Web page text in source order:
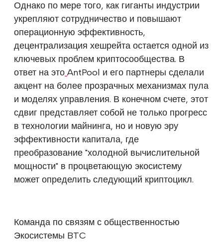
Однако по мере того, как гиганты индустрии
укрепляют сотрудничество и повышают
операционную эффективность,
децентрализация хешрейта остается одной из
ключевых проблем криптосообщества. В
ответ на это AntPool и его партнеры сделали
акцент на более прозрачных механизмах пула
и моделях управления. В конечном счете, этот
сдвиг представляет собой не только прогресс
в технологии майнинга, но и новую эру
эффективности капитала, где
преобразование "холодной вычислительной
мощности" в процветающую экосистему
может определить следующий криптоцикл.
Команда по связям с общественностью
Экосистемы BTC